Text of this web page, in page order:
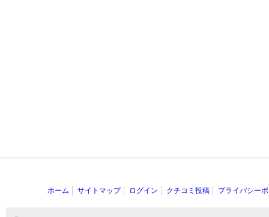
ホーム サイトマップ ログイン クチコミ投稿 プライバシー